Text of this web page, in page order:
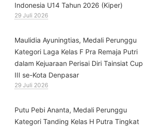
Indonesia U14 Tahun 2026 (Kiper)
29 Juli 2026
⁠Maulidia Ayuningtias, Medali Perunggu
Kategori Laga Kelas F Pra Remaja Putri
dalam Kejuaraan Perisai Diri Tainsiat Cup
III se-Kota Denpasar
29 Juli 2026
Putu Pebi Ananta, Medali Perunggu
Kategori Tanding Kelas H Putra Tingkat